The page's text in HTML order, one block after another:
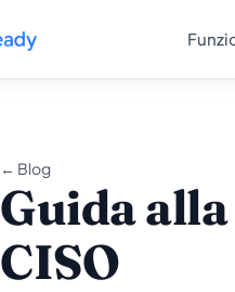
← Blog
Guida
CISO